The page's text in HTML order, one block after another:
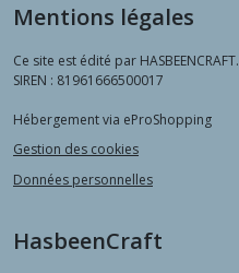
Mentions légales
Ce site est édité par HASBEENCRAFT.
SIREN : 81961666500017
Hébergement via eProShopping
Gestion des cookies
Données personnelles
HasbeenCraft